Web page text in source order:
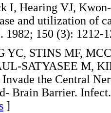
I, Hearing VJ,
and utilization of
1982; 150 (3):
YC, STINS MF,
SATYASEE M,
the Central
Brain Barrier.
]